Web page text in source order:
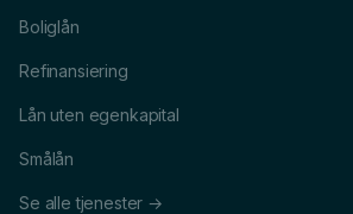
Boliglån
Refinansiering
Lån uten egenkapital
Smålån
Se alle tjenester →